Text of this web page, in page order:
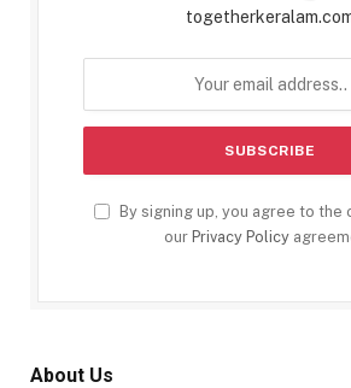
By signing up, you agree to the
our Privacy Policy
About Us